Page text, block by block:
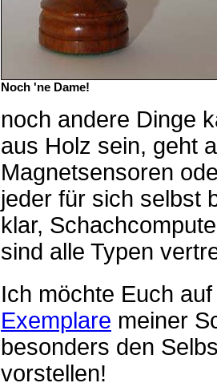
Noch 'ne Dame!
noch andere Dinge
aus Holz sein, geht
Magnetsensoren
jeder für sich selbst
klar,
sind alle Typen
Ich möchte Euch
Exemplare meiner
besonders den
vorstellen!